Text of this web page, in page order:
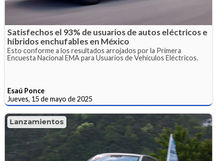
Satisfechos el 93% de usuarios de autos eléctricos e
híbridos enchufables en México
Esto conforme a los resultados arrojados por la Primera
Encuesta Nacional EMA para Usuarios de Vehículos Eléctricos.
Esaú Ponce
Jueves, 15 de mayo de 2025
Lanzamientos